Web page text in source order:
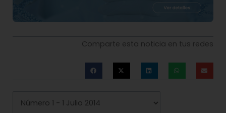
Comparte esta noticia en tus redes